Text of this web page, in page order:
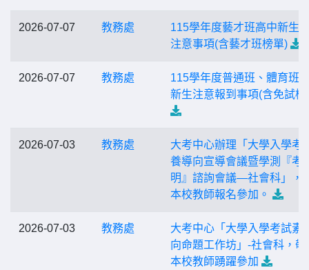
2026-07-07 教務處
115學年度藝才班高中新生
注意事項(含藝才班榜單)
2026-07-07 教務處
115學年度普通班、體育班
新生注意報到事項(含免試榜
2026-07-03 教務處
大考中心辦理「大學入學考
養導向宣導會議暨學測『考
明』諮詢會議—社會科」，
本校教師報名參加。
2026-07-03 教務處
大考中心「大學入學考試素
向命題工作坊」-社會科，敬
本校教師踴躍參加